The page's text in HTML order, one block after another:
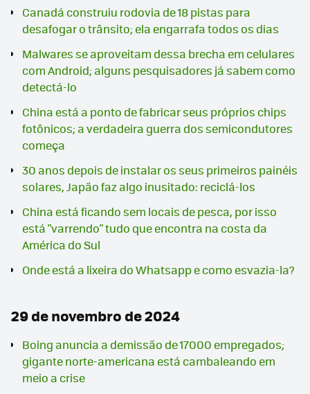
Canadá construiu rodovia de 18 pistas para
desafogar o trânsito; ela engarrafa todos os dias
Malwares se aproveitam dessa brecha em celulares
com Android; alguns pesquisadores já sabem como
detectá-lo
China está a ponto de fabricar seus próprios chips
fotônicos; a verdadeira guerra dos semicondutores
começa
30 anos depois de instalar os seus primeiros painéis
solares, Japão faz algo inusitado: reciclá-los
China está ficando sem locais de pesca, por isso
está "varrendo" tudo que encontra na costa da
América do Sul
Onde está a lixeira do Whatsapp e como esvazia-la?
29 de novembro de 2024
Boing anuncia a demissão de 17000 empregados;
gigante norte-americana está cambaleando em
meio a crise